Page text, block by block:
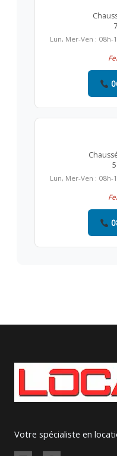
Lun, Mer-Ven : 08h-
Lun, Mer-Ven : 08h-
Votre spécialiste en